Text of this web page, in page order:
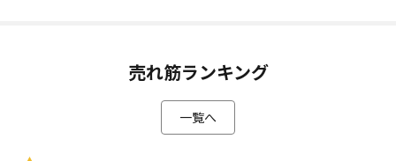
売れ筋ランキング
一覧へ